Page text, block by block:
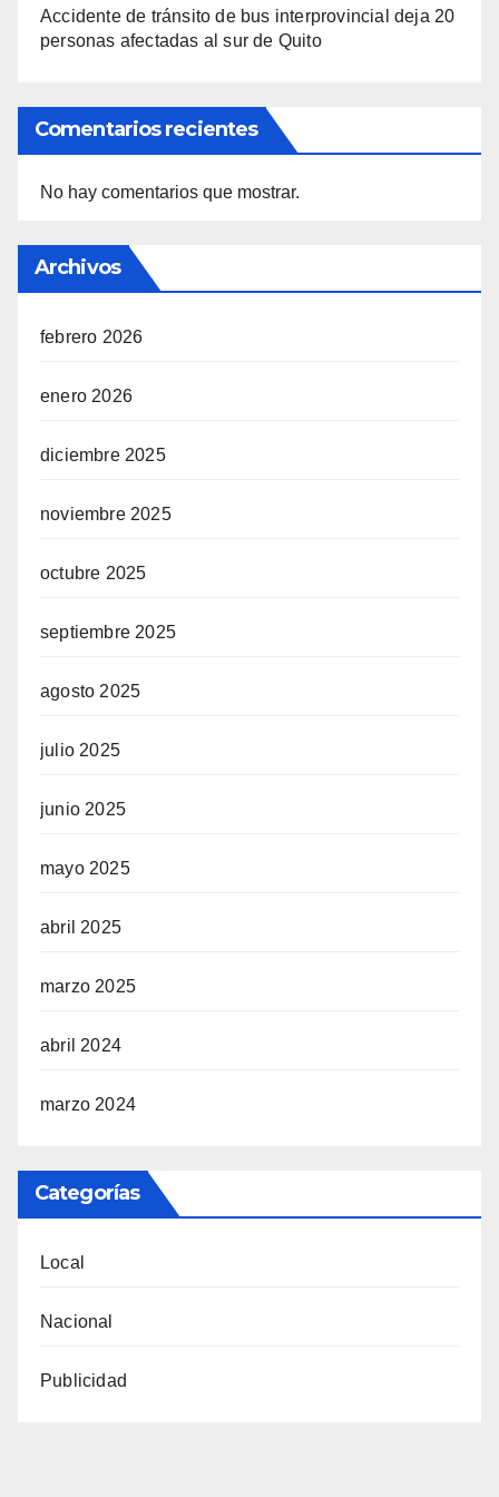
Accidente de tránsito de bus interprovincial deja 20
personas afectadas al sur de Quito
Comentarios recientes
No hay comentarios que mostrar.
Archivos
febrero 2026
enero 2026
diciembre 2025
noviembre 2025
octubre 2025
septiembre 2025
agosto 2025
julio 2025
junio 2025
mayo 2025
abril 2025
marzo 2025
abril 2024
marzo 2024
Categorías
Local
Nacional
Publicidad